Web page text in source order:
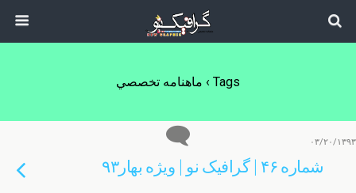
Tags › ماهنامه تخصصي
۰۳/۲۰/۱۳۹۳
شماره ۴۶ | گرافیک نو | ویژه بهار۹۳